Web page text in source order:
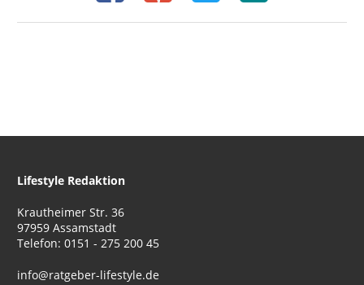
Lifestyle Redaktion
Krautheimer Str. 36
97959 Assamstadt
Telefon: 0151 - 275 200 45
info@ratgeber-lifestyle.de